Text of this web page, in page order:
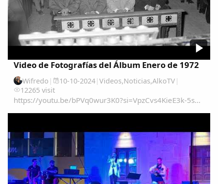
Video de Fotografías del Álbum Enero de 1972
Wifredo | 10-10-2024| Videos,Noticias,AlkoTV|
12265 visit
https://youtu.be/bPVq0wur3K0?si=VpzCvs4KieE3k-5s...
Compartir en Facebook
Compartir en Twitter
Copiar enlace